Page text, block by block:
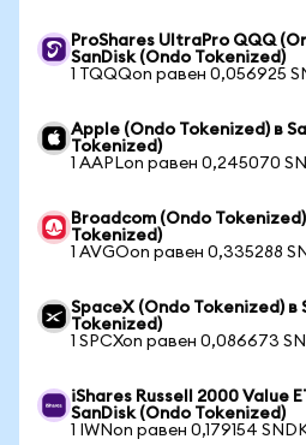
ProShares UltraPro QQQ
SanDisk (Ondo Tokenized)
1 TQQQon равен 0,056925
Apple (Ondo Tokenized) в
Tokenized)
1 AAPLon равен 0,245070
Broadcom (Ondo
Tokenized)
1 AVGOon равен 0,335288
SpaceX (Ondo Tokenized) в
Tokenized)
1 SPCXon равен 0,086673
iShares Russell 2000 Value
SanDisk (Ondo Tokenized)
1 IWNon равен 0,179154